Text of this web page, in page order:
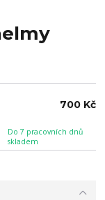
Do 7 pracovních dnů
skladem
700 Kč